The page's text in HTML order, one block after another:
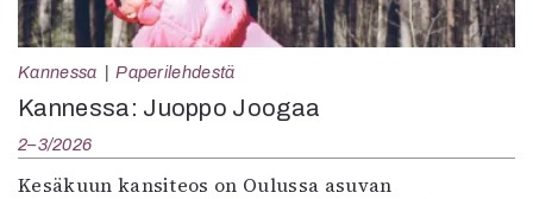
Kannessa Paperilehdestä
Kannessa: Juoppo Joogaa
2–3/2026
Kesäkuun kansiteos on Oulussa asuvan